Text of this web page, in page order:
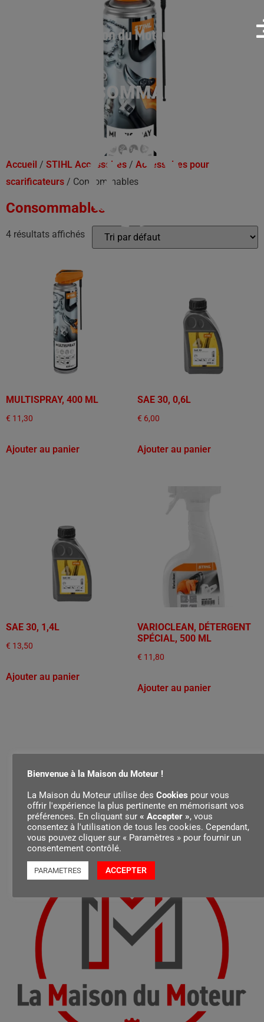
CONSOMMABLES
Accueil / STIHL Accessoires / Accessoires pour
scarificateurs / Consommables
Consommables
4 résultats affichés
MULTISPRAY, 400 ML
€ 11,30
Ajouter au panier
SAE 30, 0,6L
€ 6,00
Ajouter au panier
SAE 30, 1,4L
€ 13,50
Ajouter au panier
VARIOCLEAN, DÉTERGENT
SPÉCIAL, 500 ML
€ 11,80
Ajouter au panier
Bienvenue à la Maison du Moteur !
La Maison du Moteur utilise des Cookies pour vous
offrir l'expérience la plus pertinente en mémorisant vos
préférences. En cliquant sur « Accepter », vous
consentez à l'utilisation de tous les cookies. Cependant,
vous pouvez cliquer sur « Paramètres » pour fournir un
consentement contrôlé.
PARAMETRES ACCEPTER